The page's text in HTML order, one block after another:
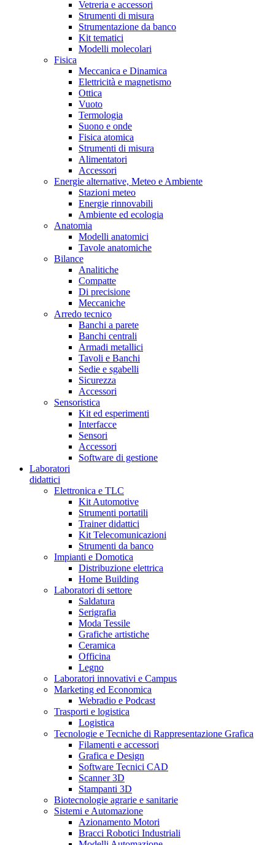
Vetreria e accessori
Strumenti di misura
Strumentazione da banco
Kit tematici
Modelli molecolari
Fisica
Meccanica e Dinamica
Elettricità e magnetismo
Ottica
Vuoto
Termologia
Suono e onde
Fisica atomica
Strumenti di misura
Alimentatori
Accessori
Energie alternative, Meteo e Ambiente
Stazioni meteo
Energie rinnovabili
Ambiente ed ecologia
Anatomia
Modelli anatomici
Tavole anatomiche
Bilance
Analitiche
Compatte
Di precisione
Meccaniche
Arredo tecnico
Banchi a parete
Banchi centrali
Armadi metallici
Tavoli e Banchi
Sedie e sgabelli
Sicurezza
Accessori
Sensoristica
Kit ed esperimenti
Interfacce
Sensori
Accessori
Software di gestione
Laboratori
didattici
Elettronica e TLC
Kit Automotive
Strumenti portatili
Trainer didattici
Kit Telecomunicazioni
Strumenti da banco
Impianti e Domotica
Distribuzione elettrica
Home Building
Laboratori di settore
Saldatura
Serigrafia
Moda Tessile
Grafiche artistiche
Ceramica
Officina
Legno
Laboratori innovativi e Campus
Marketing ed Economica
Webradio e Podcast
Trasporti e logistica
Logistica
Tecnologie e Tecniche di Rappresentazione Grafica
Filamenti e accessori
Grafica e Design
Software Tecnici CAD
Scanner 3D
Stampanti 3D
Biotecnologie agrarie e sanitarie
Sistemi e Automazione
Azionamento Motori
Bracci Robotici Industriali